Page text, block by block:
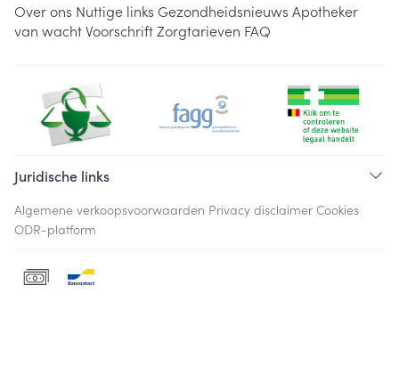
Over ons Nuttige links Gezondheidsnieuws Apotheker
van wachtVoorschriftZorgtarieven FAQ
Juridische links
Algemene verkoopsvoorwaarden Privacy disclaimer Cookies
ODR-platform